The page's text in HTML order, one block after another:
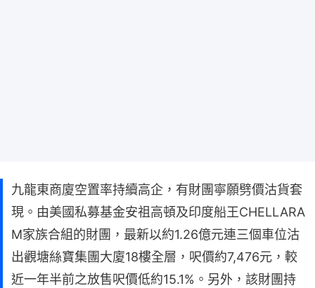
九龍東商廈空置率持續高企，有財團寧願劈價沽貨套
現。由美國私募基金安祖高頓及印度船王CHELLARA
M家族合組的財團，最新以約1.26億元連三個車位沽
出觀塘絲寶集團大廈18樓全層，呎價約7,476元，較
近一年半前之放售呎價低約15.1%。另外，該財團持